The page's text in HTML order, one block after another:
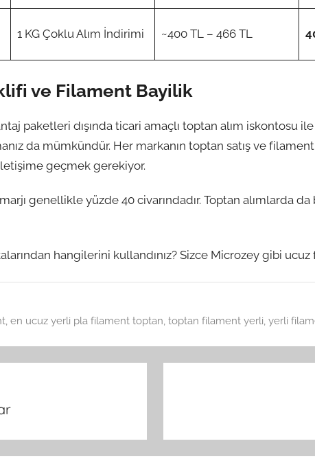
1 KG Çoklu Alım İndirimi ~400 TL – 466 TL
ve Filament Bayilik
paketleri dışında ticari amaçlı toptan alım iskontosu
da mümkündür. Her markanın toptan satış ve
geçmek gerekiyor.
genellikle yüzde 40 civarındadır. Toptan alımlarda da
hangilerini kullandınız? Sizce Microzey gibi ucuz
, en ucuz yerli pla filament toptan, toptan filament yerli, yerli